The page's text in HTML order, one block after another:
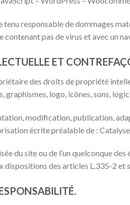
responsable de dommages
contenant pas de virus et avec un
ET
des droits de propriété
graphismes, logo, icônes, sons,
modification, publication,
écrite préalable de :
du site ou de l’un quelconque
dispositions des articles L.335-2 et